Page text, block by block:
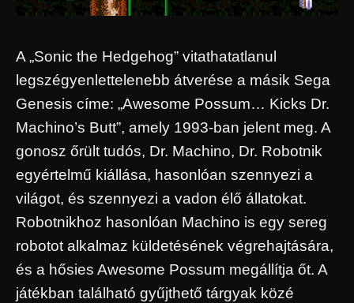
A „Sonic the Hedgehog” vitathatatlanul
legszégyenlettelenebb átverése a másik Sega
Genesis címe: „Awesome Possum… Kicks Dr.
Machino’s Butt”, amely 1993-ban jelent meg. A
gonosz őrült tudós, Dr. Machino, Dr. Robotnik
egyértelmű kiállása, hasonlóan szennyezi a
világot, és szennyezi a vadon élő állatokat.
Robotnikhoz hasonlóan Machino is egy sereg
robotot alkalmaz küldetésének végrehajtására,
és a hősies Awesome Possum megállítja őt. A
játékban található gyűjthető tárgyak közé